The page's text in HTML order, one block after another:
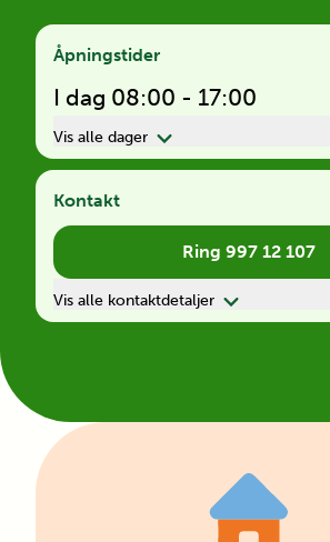
Åpningstider
I dag 08:00 - 17:00
Vis alle dager
Kontakt
Ring 997 12 107
Vis alle kontaktdetaljer